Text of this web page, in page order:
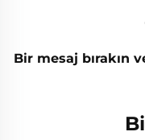
Bir mesaj bırakın